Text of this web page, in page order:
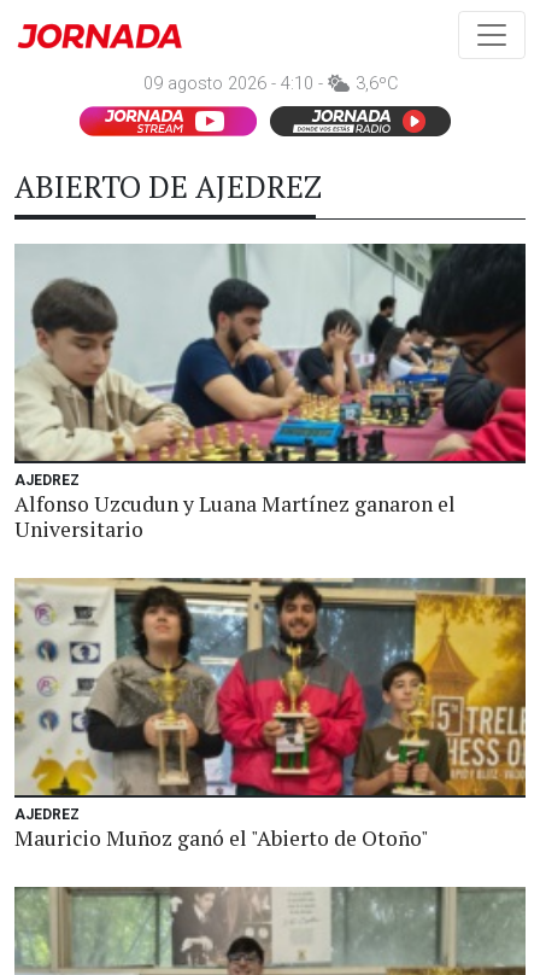
09 agosto 2026 - 4:10 - 3,6ºC
ABIERTO DE AJEDREZ
AJEDREZ
Alfonso Uzcudun y Luana Martínez ganaron el
Universitario
AJEDREZ
Mauricio Muñoz ganó el "Abierto de Otoño"